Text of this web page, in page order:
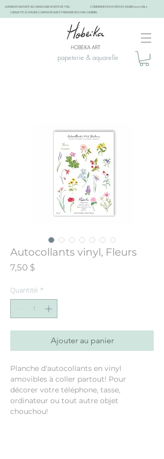
LIVRAISON GRATUITE AU CANADA SUR ACHATS DE 75$+
COMMANDES ENVOYÉES EN 4 JOURS ouvrables
CUEILLETTE À L'ATELIER: COUPON PICKUP ET PRENDRE RDV PAR COURRIEL
papeterie & aquarelle
Autocollants vinyl, Fleurs
7,50 $Prix
Quantité *
Ajouter au panier
Planche d'autocollants en vinyl
amovibles à coller partout! Pour
décorer votre téléphone, tasse,
ordinateur ou tout autre objet
chouchou!